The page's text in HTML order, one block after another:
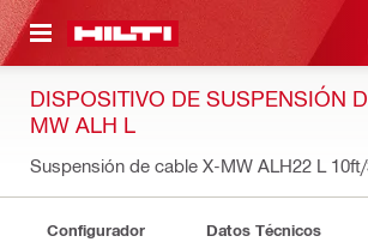
PRINCIPAL
DISPOSITIVO DE SUSPENSIÓN
MW ALH L
Suspensión de cable X-MW ALH22 L
Configurador Datos Técnicos